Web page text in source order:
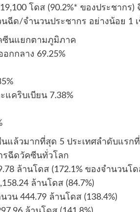
โดส (90.2%* ของประชากร
ฉีด/จำนวนประชากร อย่างน้อย 1
ซีนแยกตามภูมิภาค
อกกลาง 69.25%
แคริบเบียน 7.38%
แล้วมากที่สุด 5 ประเทศลำดับแร
รฉีดวัคซีนทั่วโลก
ล้านโดส (172.1% ของจำนวนโ
ล้านโดส (84.7%)
วน 444.79 ล้านโดส (138.4%)